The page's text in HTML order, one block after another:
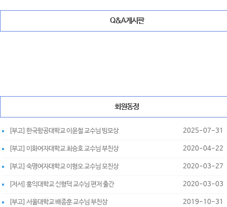
Q&A게시판
회원동정
[부고] 한국항공대학교 이윤철 교수님 빙모상 2025-07-31
[부고] 이화여자대학교 최승호 교수님 부친상 2020-04-22
[부고] 숙명여자대학교 이형오 교수님 모친상 2020-03-27
[저서] 홍익대학교 신형덕 교수님 편저 출간 2020-03-03
[부고] 서울대학교 배종훈 교수님 부친상 2019-10-31